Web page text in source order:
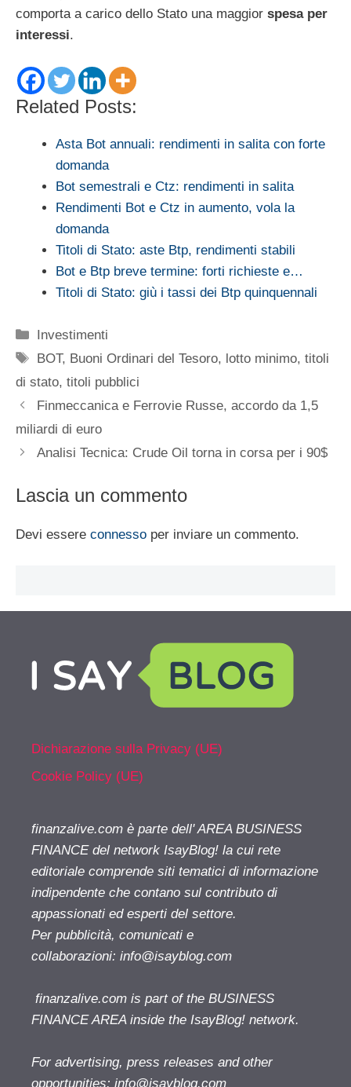
comporta a carico dello Stato una maggior spesa per
interessi.
Related Posts:
Asta Bot annuali: rendimenti in salita con forte
domanda
Bot semestrali e Ctz: rendimenti in salita
Rendimenti Bot e Ctz in aumento, vola la
domanda
Titoli di Stato: aste Btp, rendimenti stabili
Bot e Btp breve termine: forti richieste e…
Titoli di Stato: giù i tassi dei Btp quinquennali
Categorie
Investimenti
Tag
BOT, Buoni Ordinari del Tesoro, lotto minimo,titoli
di stato, titoli pubblici
Finmeccanica e Ferrovie Russe, accordo da 1,5
miliardi di euro
Analisi Tecnica: Crude Oil torna in corsa per i 90$
Lascia un commento
Devi essere connesso per inviare un commento.
Dichiarazione sulla Privacy (UE)
Cookie Policy (UE)
finanzalive.com è parte dell' AREA BUSINESS
FINANCE del network IsayBlog! la cui rete
editoriale comprende siti tematici di informazione
indipendente che contano sul contributo di
appassionati ed esperti del settore.
Per pubblicità, comunicati e
collaborazioni: info@isayblog.com
finanzalive.com is part of the BUSINESS
FINANCE AREA inside the IsayBlog! network.
For advertising, press releases and other
opportunities: info@isayblog.com